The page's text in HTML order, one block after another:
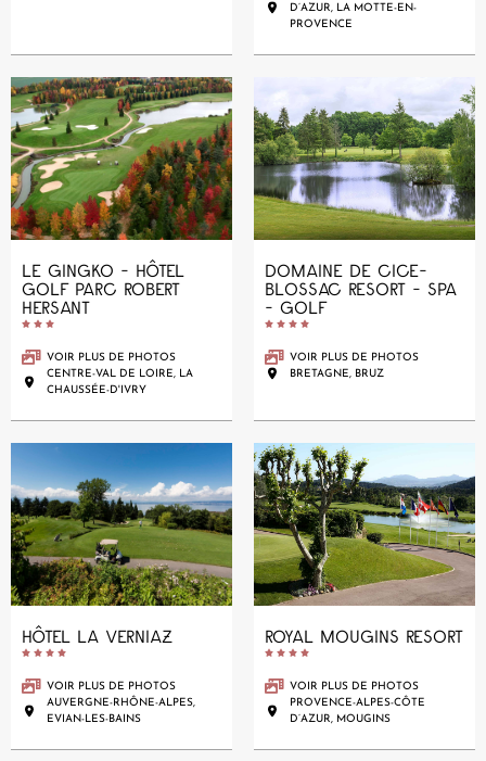
D’AZUR, LA MOTTE-EN-
PROVENCE
LE GINGKO - HÔTEL
GOLF PARC ROBERT
HERSANT
  
VOIR PLUS DE PHOTOS
CENTRE-VAL DE LOIRE, LA
CHAUSSÉE-D'IVRY
DOMAINE DE CICE-
BLOSSAC RESORT - SPA
- GOLF
   
VOIR PLUS DE PHOTOS
BRETAGNE, BRUZ
HÔTEL LA VERNIAZ
   
VOIR PLUS DE PHOTOS
AUVERGNE-RHÔNE-ALPES,
EVIAN-LES-BAINS
ROYAL MOUGINS RESORT
   
VOIR PLUS DE PHOTOS
PROVENCE-ALPES-CÔTE
D’AZUR, MOUGINS